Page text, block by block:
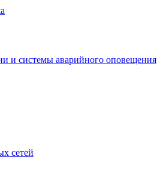
и системы аварийного оповещения
сетей